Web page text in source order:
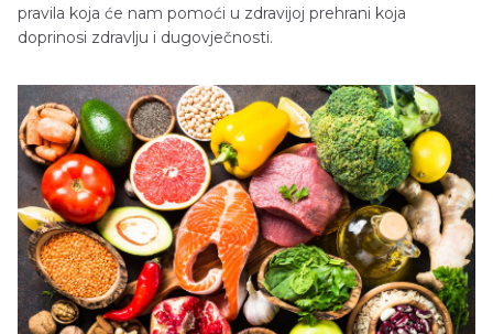
pravila koja će nam pomoći u zdravijoj prehrani koja
doprinosi zdravlju i dugovječnosti.